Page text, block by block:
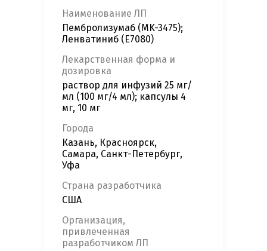
Наименование ЛП
Пембролизумаб (MK-3475);
Ленватиниб (E7080)
Лекарственная форма и
дозировка
раствор для инфузий 25 мг/
мл (100 мг/4 мл); капсулы 4
мг, 10 мг
Города
Казань, Красноярск,
Самара, Санкт-Петербург,
Уфа
Страна разработчика
США
Организация,
привлеченная
разработчиком ЛП